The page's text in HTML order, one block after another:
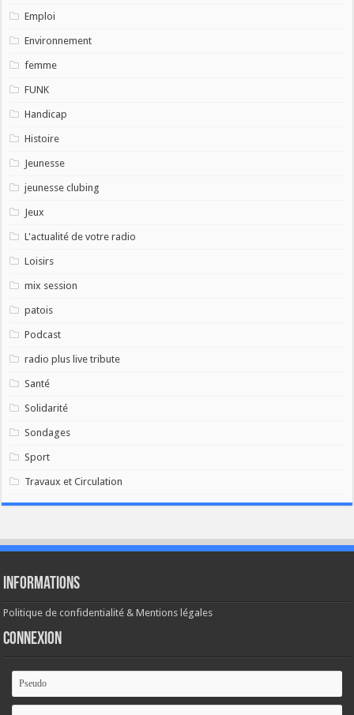
Emploi
Environnement
femme
FUNK
Handicap
Histoire
Jeunesse
jeunesse clubing
Jeux
L'actualité de votre radio
Loisirs
mix session
patois
Podcast
radio plus live tribute
Santé
Solidarité
Sondages
Sport
Travaux et Circulation
Informations
Politique de confidentialité & Mentions légales
Connexion